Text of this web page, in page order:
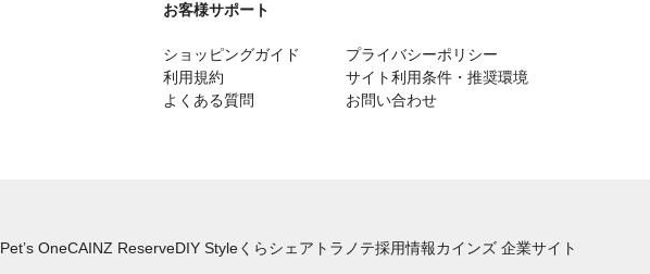
お客様サポート
ショッピングガイド
利用規約
よくある質問
プライバシーポリシー
サイト利用条件・推奨環境
お問い合わせ
Pet’s OneCAINZ ReserveDIY Styleくらシェア トラノテ採用情報カインズ 企業サイト